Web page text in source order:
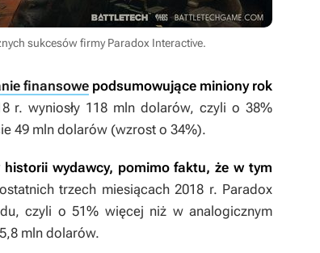
sukcesów firmy Paradox Interactive.
finansowe podsumowujące miniony rok
r. wyniosły 118 mln dolarów, czyli o 38%
49 mln dolarów (wzrost o 34%).
historii wydawcy, pomimo faktu, że w tym
trzech miesiącach 2018 r. Paradox
czyli o 51% więcej niż w analogicznym
mln dolarów.